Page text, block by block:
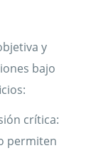
y
bajo
crítica:
permiten